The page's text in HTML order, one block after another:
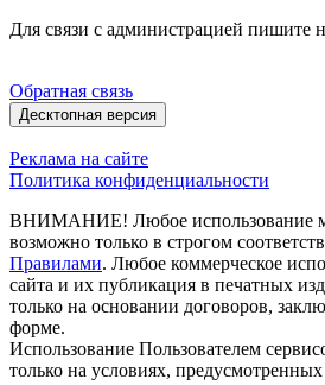
Для связи с администрацией пишите
Обратная связь
Десктопная версия
Реклама на сайте
Политика конфиденциальности
ВНИМАНИЕ! Любое использование
возможно только в строгом
Правилами. Любое коммерческое
сайта и их публикация в печатных
только на основании договоров,
форме.
Использование Пользователем
только на условиях, предусмотренных